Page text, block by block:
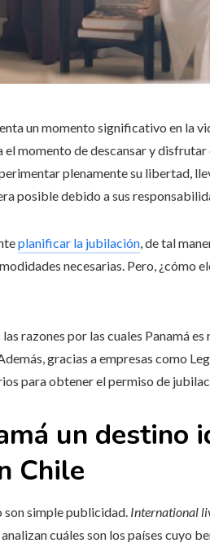
un momento significativo en la
momento de descansar y
plenamente su libertad,
posible debido a sus
planificar la jubilación, de tal
necesarias. Pero, ¿cómo
razones por las cuales Panamá
gracias a empresas como
para obtener el permiso de
un destino
Chile
son simple publicidad. International
cuáles son los países cuyo